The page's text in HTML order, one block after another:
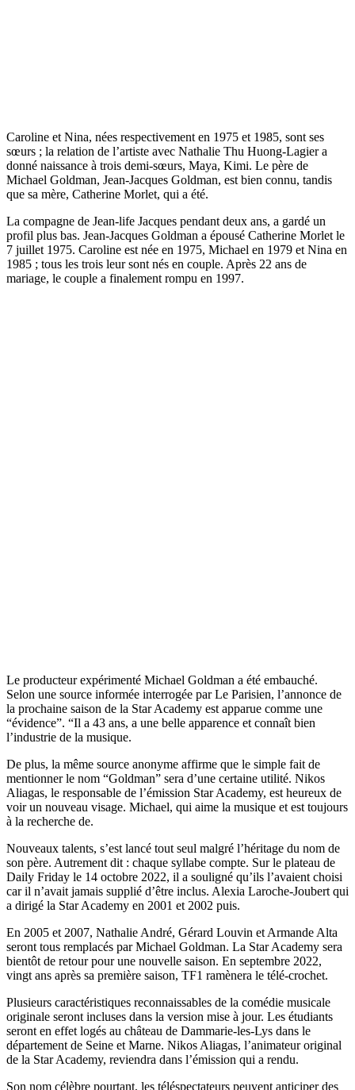
Caroline et Nina, nées respectivement en 1975 et 1985, sont ses
sœurs ; la relation de l’artiste avec Nathalie Thu Huong-Lagier a
donné naissance à trois demi-sœurs, Maya, Kimi. Le père de
Michael Goldman, Jean-Jacques Goldman, est bien connu, tandis
que sa mère, Catherine Morlet, qui a été.
La compagne de Jean-life Jacques pendant deux ans, a gardé un
profil plus bas. Jean-Jacques Goldman a épousé Catherine Morlet le
7 juillet 1975. Caroline est née en 1975, Michael en 1979 et Nina en
1985 ; tous les trois leur sont nés en couple. Après 22 ans de
mariage, le couple a finalement rompu en 1997.
Le producteur expérimenté Michael Goldman a été embauché.
Selon une source informée interrogée par Le Parisien, l’annonce de
la prochaine saison de la Star Academy est apparue comme une
“évidence”. “Il a 43 ans, a une belle apparence et connaît bien
l’industrie de la musique.
De plus, la même source anonyme affirme que le simple fait de
mentionner le nom “Goldman” sera d’une certaine utilité. Nikos
Aliagas, le responsable de l’émission Star Academy, est heureux de
voir un nouveau visage. Michael, qui aime la musique et est toujours
à la recherche de.
Nouveaux talents, s’est lancé tout seul malgré l’héritage du nom de
son père. Autrement dit : chaque syllabe compte. Sur le plateau de
Daily Friday le 14 octobre 2022, il a souligné qu’ils l’avaient choisi
car il n’avait jamais supplié d’être inclus. Alexia Laroche-Joubert qui
a dirigé la Star Academy en 2001 et 2002 puis.
En 2005 et 2007, Nathalie André, Gérard Louvin et Armande Alta
seront tous remplacés par Michael Goldman. La Star Academy sera
bientôt de retour pour une nouvelle saison. En septembre 2022,
vingt ans après sa première saison, TF1 ramènera le télé-crochet.
Plusieurs caractéristiques reconnaissables de la comédie musicale
originale seront incluses dans la version mise à jour. Les étudiants
seront en effet logés au château de Dammarie-les-Lys dans le
département de Seine et Marne. Nikos Aliagas, l’animateur original
de la Star Academy, reviendra dans l’émission qui a rendu.
Son nom célèbre pourtant, les téléspectateurs peuvent anticiper des